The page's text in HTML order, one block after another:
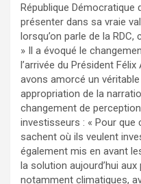
République Démocratique
présenter dans sa vraie
lorsqu’on parle de la
» Il a évoqué le
l’arrivée du Président
avons amorcé un
appropriation de la
changement de
investisseurs : « Pour que
sachent où ils veulent
également mis en avant
la solution aujourd’hui
notamment climatiques,